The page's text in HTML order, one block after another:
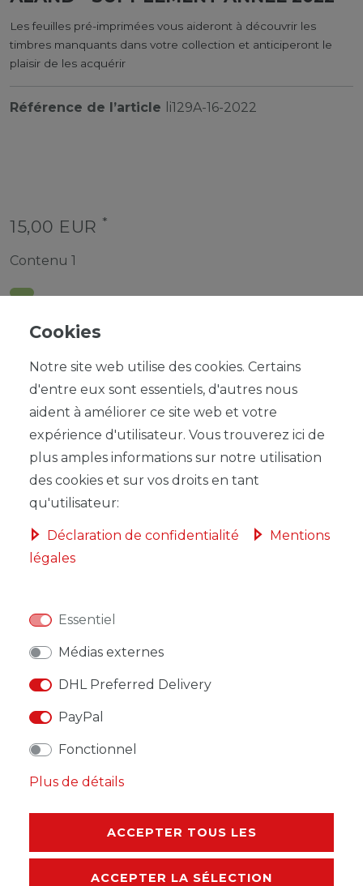
Les feuilles pré-imprimées vous aideront à découvrir les
timbres manquants dans votre collection et anticiperont le
plaisir de les acquérir
Référence de l’article li129A-16-2022
15,00 EUR *
Contenu 1
DANS LE PANIER
LISTE DE SOUHAITS
* avec TVA hors
DESCRIPTION
FABRICANT
état, informent d'une partie du monde,
Cookies
Notre site web utilise des cookies. Certains
d'entre eux sont essentiels, d'autres nous
aident à améliorer ce site web et votre
expérience d'utilisateur. Vous trouverez ici de
plus amples informations sur notre utilisation
des cookies et sur vos droits en tant
qu'utilisateur:
Déclaration de confidentialité
Mentions
légales
Essentiel
Médias externes
DHL Preferred Delivery
PayPal
Fonctionnel
Plus de détails
ACCEPTER TOUS LES
ACCEPTER LA SÉLECTION